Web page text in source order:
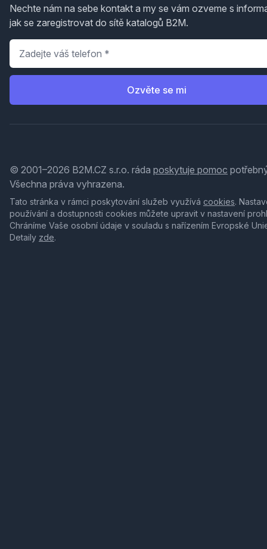
Nechte nám na sebe kontakt a my se vám ozveme s
jak se zaregistrovat do sítě katalogů B2M.
Telefon
Ozvěte se mi
© 2001–2026 B2M.CZ s.r.o. ráda poskytuje pomoc
Všechna práva vyhrazena.
Tato stránka v rámci poskytování služeb využívá cookies.
používání a dostupnosti cookies můžete upravit v nastavení
Chráníme Vaše osobní údaje v souladu s nařízením Evropské
Detaily zde.